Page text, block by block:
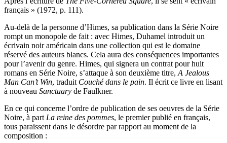
français » (1972, p. 111).
Au-delà de la personne d’Himes, sa publication dans la Série Noire
rompt un monopole de fait : avec Himes, Duhamel introduit un
écrivain noir américain dans une collection qui est le domaine
réservé des auteurs blancs. Cela aura des conséquences importantes
pour l’avenir du genre. Himes, qui signera un contrat pour huit
romans en Série Noire, s’attaque à son deuxième titre, A Jealous
Man Can’t Win, traduit Couché dans le pain. Il écrit ce livre en lisant
à nouveau Sanctuary de Faulkner.
En ce qui concerne l’ordre de publication de ses oeuvres de la Série
Noire, à part La reine des pommes, le premier publié en français,
tous paraissent dans le désordre par rapport au moment de la
composition :